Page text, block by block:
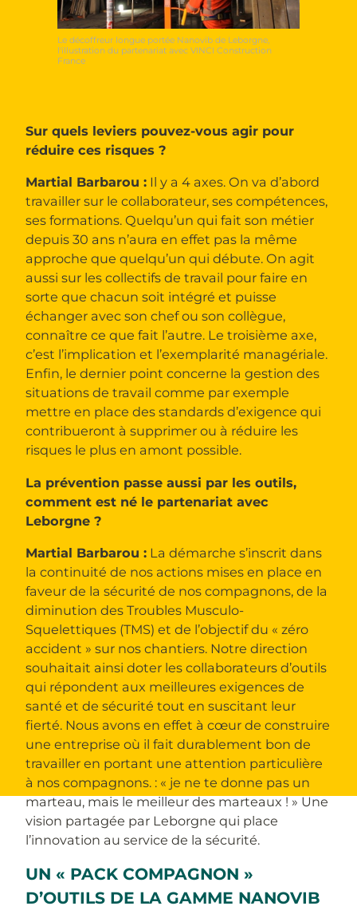
Le décoffreur longue portée Nanovib de Leborgne,
l'illustration du partenariat avec VINCI Construction
France
Sur quels leviers pouvez-vous agir pour
réduire ces risques ?
Martial Barbarou :Il y a 4 axes. On va d’abord
travailler sur le collaborateur, ses compétences,
ses formations. Quelqu’un qui fait son métier
depuis 30 ans n’aura en effet pas la même
approche que quelqu’un qui débute. On agit
aussi sur les collectifs de travail pour faire en
sorte que chacun soit intégré et puisse
échanger avec son chef ou son collègue,
connaître ce que fait l’autre. Le troisième axe,
c’est l’implication et l’exemplarité managériale.
Enfin, le dernier point concerne la gestion des
situations de travail comme par exemple
mettre en place des standards d’exigence qui
contribueront à supprimer ou à réduire les
risques le plus en amont possible.
La prévention passe aussi par les outils,
comment est né le partenariat avec
Leborgne ?
Martial Barbarou :La démarche s’inscrit dans
la continuité de nos actions mises en place en
faveur de la sécurité de nos compagnons, de la
diminution des Troubles Musculo-
Squelettiques (TMS) et de l’objectif du « zéro
accident » sur nos chantiers. Notre direction
souhaitait ainsi doter les collaborateurs d’outils
qui répondent aux meilleures exigences de
santé et de sécurité tout en suscitant leur
fierté. Nous avons en effet à cœur de construire
une entreprise où il fait durablement bon de
travailler en portant une attention particulière
à nos compagnons. : « je ne te donne pas un
marteau, mais le meilleur des marteaux ! » Une
vision partagée par Leborgne qui place
l’innovation au service de la sécurité.
UN « PACK COMPAGNON »
D’OUTILS DE LA GAMME NANOVIB